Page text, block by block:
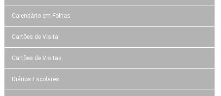
Calendário em Folhas
Cartões de Visita
Cartões de Visitas
Diários Escolares